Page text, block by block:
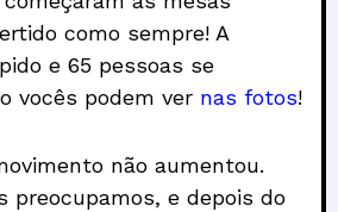
como sempre! A
e 65 pessoas se
vocês podem ver nas fotos!
não aumentou.
preocupamos, e depois do